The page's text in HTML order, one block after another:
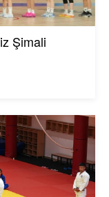
Şimali